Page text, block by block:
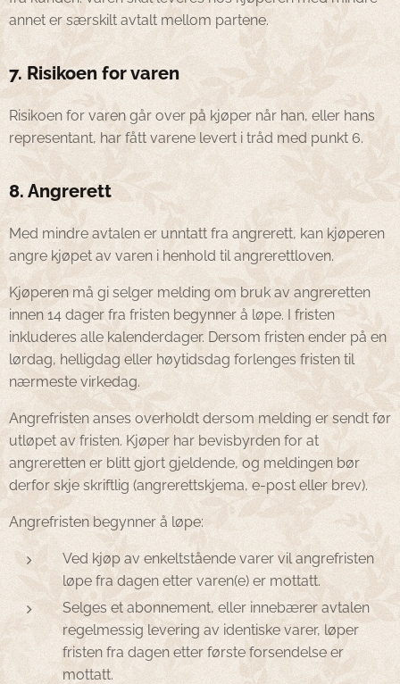
annet er særskilt avtalt mellom partene.
7. Risikoen for varen
Risikoen for varen går over på kjøper når han, eller hans
representant, har fått varene levert i tråd med punkt 6.
8. Angrerett
Med mindre avtalen er unntatt fra angrerett, kan kjøperen
angre kjøpet av varen i henhold til angrerettloven.
Kjøperen må gi selger melding om bruk av angreretten
innen 14 dager fra fristen begynner å løpe. I fristen
inkluderes alle kalenderdager. Dersom fristen ender på en
lørdag, helligdag eller høytidsdag forlenges fristen til
nærmeste virkedag.
Angrefristen anses overholdt dersom melding er sendt før
utløpet av fristen. Kjøper har bevisbyrden for at
angreretten er blitt gjort gjeldende, og meldingen bør
derfor skje skriftlig (angrerettskjema, e-post eller brev).
Angrefristen begynner å løpe:
Ved kjøp av enkeltstående varer vil angrefristen
løpe fra dagen etter varen(e) er mottatt.
Selges et abonnement, eller innebærer avtalen
regelmessig levering av identiske varer, løper
fristen fra dagen etter første forsendelse er
mottatt.